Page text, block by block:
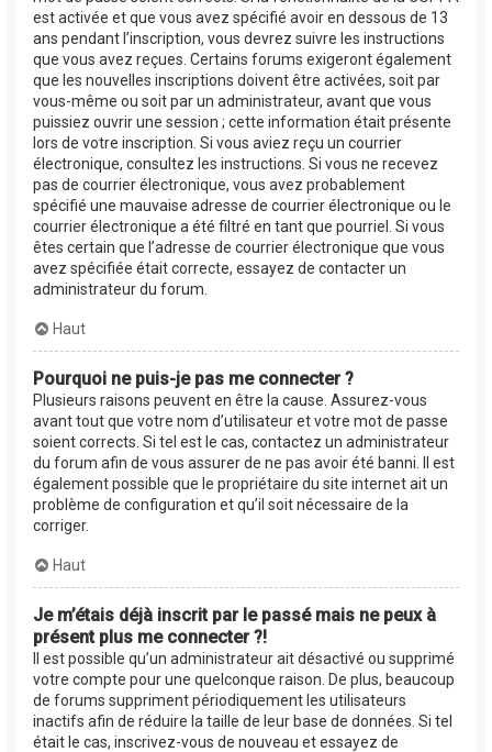
est activée et que vous avez spécifié avoir en dessous de 13
ans pendant l’inscription, vous devrez suivre les instructions
que vous avez reçues. Certains forums exigeront également
que les nouvelles inscriptions doivent être activées, soit par
vous-même ou soit par un administrateur, avant que vous
puissiez ouvrir une session ; cette information était présente
lors de votre inscription. Si vous aviez reçu un courrier
électronique, consultez les instructions. Si vous ne recevez
pas de courrier électronique, vous avez probablement
spécifié une mauvaise adresse de courrier électronique ou le
courrier électronique a été filtré en tant que pourriel. Si vous
êtes certain que l’adresse de courrier électronique que vous
avez spécifiée était correcte, essayez de contacter un
administrateur du forum.
Haut
Pourquoi ne puis-je pas me connecter ?
Plusieurs raisons peuvent en être la cause. Assurez-vous
avant tout que votre nom d’utilisateur et votre mot de passe
soient corrects. Si tel est le cas, contactez un administrateur
du forum afin de vous assurer de ne pas avoir été banni. Il est
également possible que le propriétaire du site internet ait un
problème de configuration et qu’il soit nécessaire de la
corriger.
Haut
Je m’étais déjà inscrit par le passé mais ne peux à
présent plus me connecter ?!
Il est possible qu’un administrateur ait désactivé ou supprimé
votre compte pour une quelconque raison. De plus, beaucoup
de forums suppriment périodiquement les utilisateurs
inactifs afin de réduire la taille de leur base de données. Si tel
était le cas, inscrivez-vous de nouveau et essayez de